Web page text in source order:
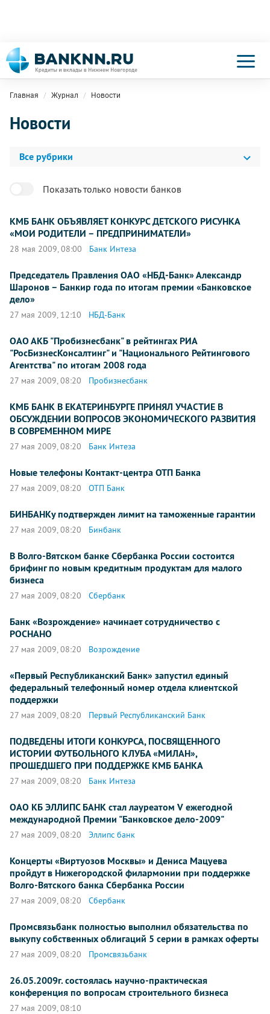
Главная Журнал Новости
Новости
Все рубрики
Показать только новости банков
КМБ БАНК ОБЪЯВЛЯЕТ КОНКУРС ДЕТСКОГО РИСУНКА
«МОИ РОДИТЕЛИ – ПРЕДПРИНИМАТЕЛИ»
28 мая 2009, 08:00 Банк Интеза
Председатель Правления ОАО «НБД-Банк» Александр
Шаронов – Банкир года по итогам премии «Банковское
дело»
27 мая 2009, 12:10 НБД-Банк
ОАО АКБ "Пробизнесбанк" в рейтингах РИА
"РосБизнесКонсалтинг" и "Национального Рейтингового
Агентства" по итогам 2008 года
27 мая 2009, 08:20 Пробизнесбанк
КМБ БАНК В ЕКАТЕРИНБУРГЕ ПРИНЯЛ УЧАСТИЕ В
ОБСУЖДЕНИИ ВОПРОСОВ ЭКОНОМИЧЕСКОГО РАЗВИТИЯ
В СОВРЕМЕННОМ МИРЕ
27 мая 2009, 08:20 Банк Интеза
Новые телефоны Контакт-центра ОТП Банка
27 мая 2009, 08:20 ОТП Банк
БИНБАНКу подтвержден лимит на таможенные гарантии
27 мая 2009, 08:20 Бинбанк
В Волго-Вятском банке Сбербанка России состоится
брифинг по новым кредитным продуктам для малого
бизнеса
27 мая 2009, 08:20 Сбербанк
Банк «Возрождение» начинает сотрудничество с
РОСНАНО
27 мая 2009, 08:20 Возрождение
«Первый Республиканский Банк» запустил единый
федеральный телефонный номер отдела клиентской
поддержки
27 мая 2009, 08:20 Первый Республиканский Банк
ПОДВЕДЕНЫ ИТОГИ КОНКУРСА, ПОСВЯЩЕННОГО
ИСТОРИИ ФУТБОЛЬНОГО КЛУБА «МИЛАН»,
ПРОШЕДШЕГО ПРИ ПОДДЕРЖКЕ КМБ БАНКА
27 мая 2009, 08:20 Банк Интеза
ОАО КБ ЭЛЛИПС БАНК стал лауреатом V ежегодной
международной Премии "Банковское дело-2009"
27 мая 2009, 08:20 Эллипс банк
Концерты «Виртуозов Москвы» и Дениса Мацуева
пройдут в Нижегородской филармонии при поддержке
Волго-Вятского банка Сбербанка России
27 мая 2009, 08:20 Сбербанк
Промсвязьбанк полностью выполнил обязательства по
выкупу собственных облигаций 5 серии в рамках оферты
27 мая 2009, 08:20 Промсвязьбанк
26.05.2009г. состоялась научно-практическая
конференция по вопросам строительного бизнеса
27 мая 2009, 08:10